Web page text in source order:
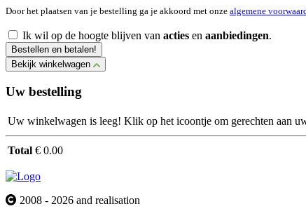
Door het plaatsen van je bestelling ga je akkoord met onze algemene
Ik wil op de hoogte blijven van acties en aanbiedingen.
Bestellen en betalen!
Bekijk winkelwagen
Uw bestelling
Uw winkelwagen is leeg! Klik op het icoontje om gerechten aan
Total € 0.00
2008 - 2026 and realisation